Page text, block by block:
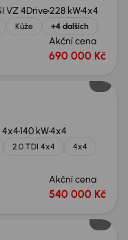
VZ 4Drive228 kW4x4
Kůže +4 dalších
Akční cena
690 000 Kč
4x4140 kW4x4
2.0 TDI 4x4
4x4
Akční cena
540 000 Kč